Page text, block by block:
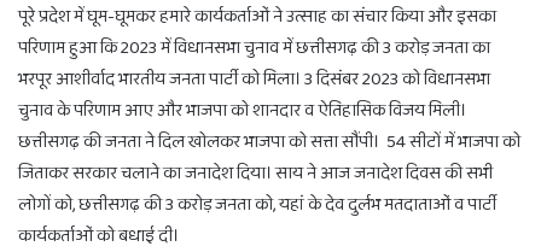
पूरे प्रदेश में घूम-घूमकर हमारे कार्यकर्ताओं ने उत्साह का संचार किया और इसका
परिणाम हुआ कि 2023 में विधानसभा चुनाव में छत्तीसगढ़ की 3 करोड़ जनता का
भरपूर आशीर्वाद भारतीय जनता पार्टी को मिला। 3 दिसंबर 2023 को विधानसभा
चुनाव के परिणाम आए और भाजपा को शानदार व ऐतिहासिक विजय मिली।
छत्तीसगढ़ की जनता ने दिल खोलकर भाजपा को सत्ता सौंपी। 54 सीटों में भाजपा को
जिताकर सरकार चलाने का जनादेश दिया। साय ने आज जनादेश दिवस की सभी
लोगों को, छत्तीसगढ़ की 3 करोड़ जनता को, यहां के देव दुर्लभ मतदाताओं व पार्टी
कार्यकर्ताओं को बधाई दी।